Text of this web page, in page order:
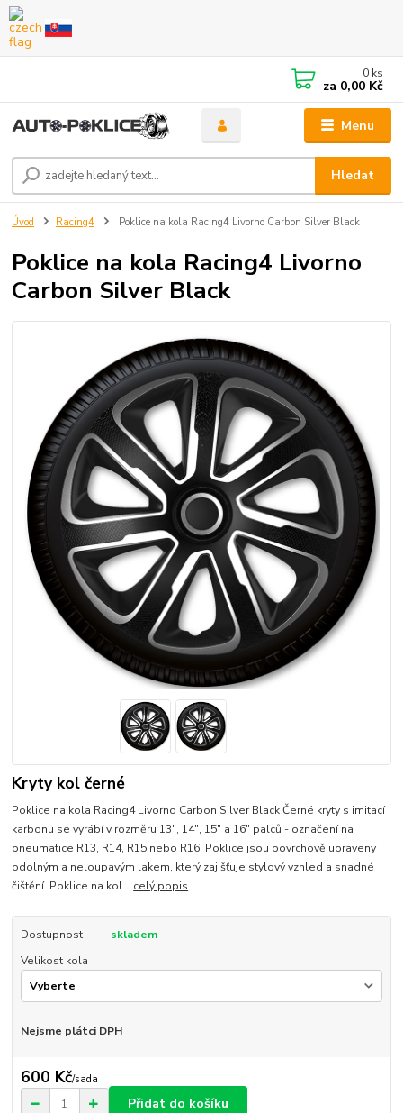
Menu
Hledat
0 ks
za 0,00 Kč
Úvod Racing4 Poklice na kola Racing4 Livorno Carbon Silver Black
Poklice na kola Racing4 Livorno
Carbon Silver Black
Kryty kol černé
Poklice na kola Racing4 Livorno Carbon Silver Black Černé kryty s imitací
karbonu se vyrábí v rozměru 13", 14", 15" a 16" palců - označení na
pneumatice R13, R14, R15 nebo R16. Poklice jsou povrchově upraveny
odolným a neloupavým lakem, který zajišťuje stylový vzhled a snadné
čištění. Poklice na kol... celý popis
Dostupnost
skladem
Velikost kola
Nejsme plátci DPH
600 Kč/sada
Přidat do košíku